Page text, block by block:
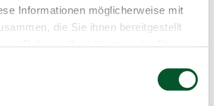
Informationen möglicherweise mit
die Sie ihnen bereitgestellt
mit Fokus auf Wildnis im